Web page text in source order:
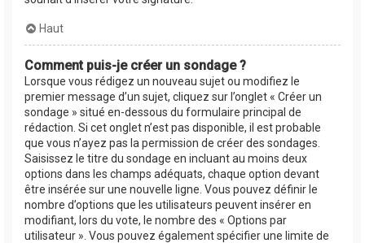
Haut
Comment puis-je créer un sondage ?
Lorsque vous rédigez un nouveau sujet ou modifiez le
premier message d’un sujet, cliquez sur l’onglet « Créer un
sondage » situé en-dessous du formulaire principal de
rédaction. Si cet onglet n’est pas disponible, il est probable
que vous n’ayez pas la permission de créer des sondages.
Saisissez le titre du sondage en incluant au moins deux
options dans les champs adéquats, chaque option devant
être insérée sur une nouvelle ligne. Vous pouvez définir le
nombre d’options que les utilisateurs peuvent insérer en
modifiant, lors du vote, le nombre des « Options par
utilisateur ». Vous pouvez également spécifier une limite de